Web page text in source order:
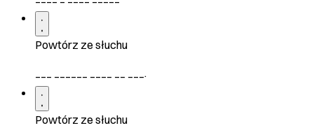
Powtórz ze słuchu
___ ______ ____ __ ___.
Powtórz ze słuchu